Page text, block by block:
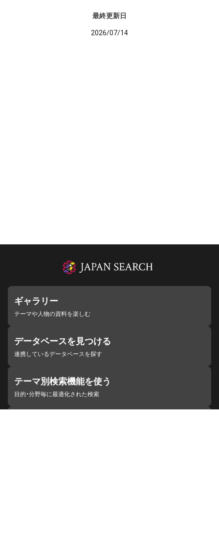
最終更新日
2026/07/14
ギャラリー
テーマや人物の資料を楽しむ
データベースを見つける
連携しているデータベースを探す
テーマ別検索機能を使う
目的・分野毎に最適化された検索